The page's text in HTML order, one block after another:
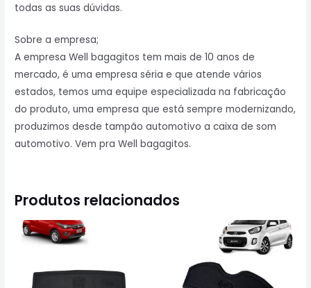
todas as suas dúvidas.
Sobre a empresa;
A empresa Well bagagitos tem mais de 10 anos de
mercado, é uma empresa séria e que atende vários
estados, temos uma equipe especializada na fabricação
do produto, uma empresa que está sempre modernizando,
produzimos desde tampão automotivo a caixa de som
automotivo. Vem pra Well bagagitos.
Produtos relacionados